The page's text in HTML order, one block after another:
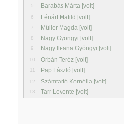
5 Barabás Márta [volt]
6 Lénárt Matild [volt]
7 Müller Magda [volt]
8 Nagy Gyöngyi [volt]
9 Nagy Ileana Gyöngyi [volt]
10 Orbán Teréz [volt]
11 Pap László [volt]
12 Számtartó Kornélia [volt]
13 Tarr Levente [volt]